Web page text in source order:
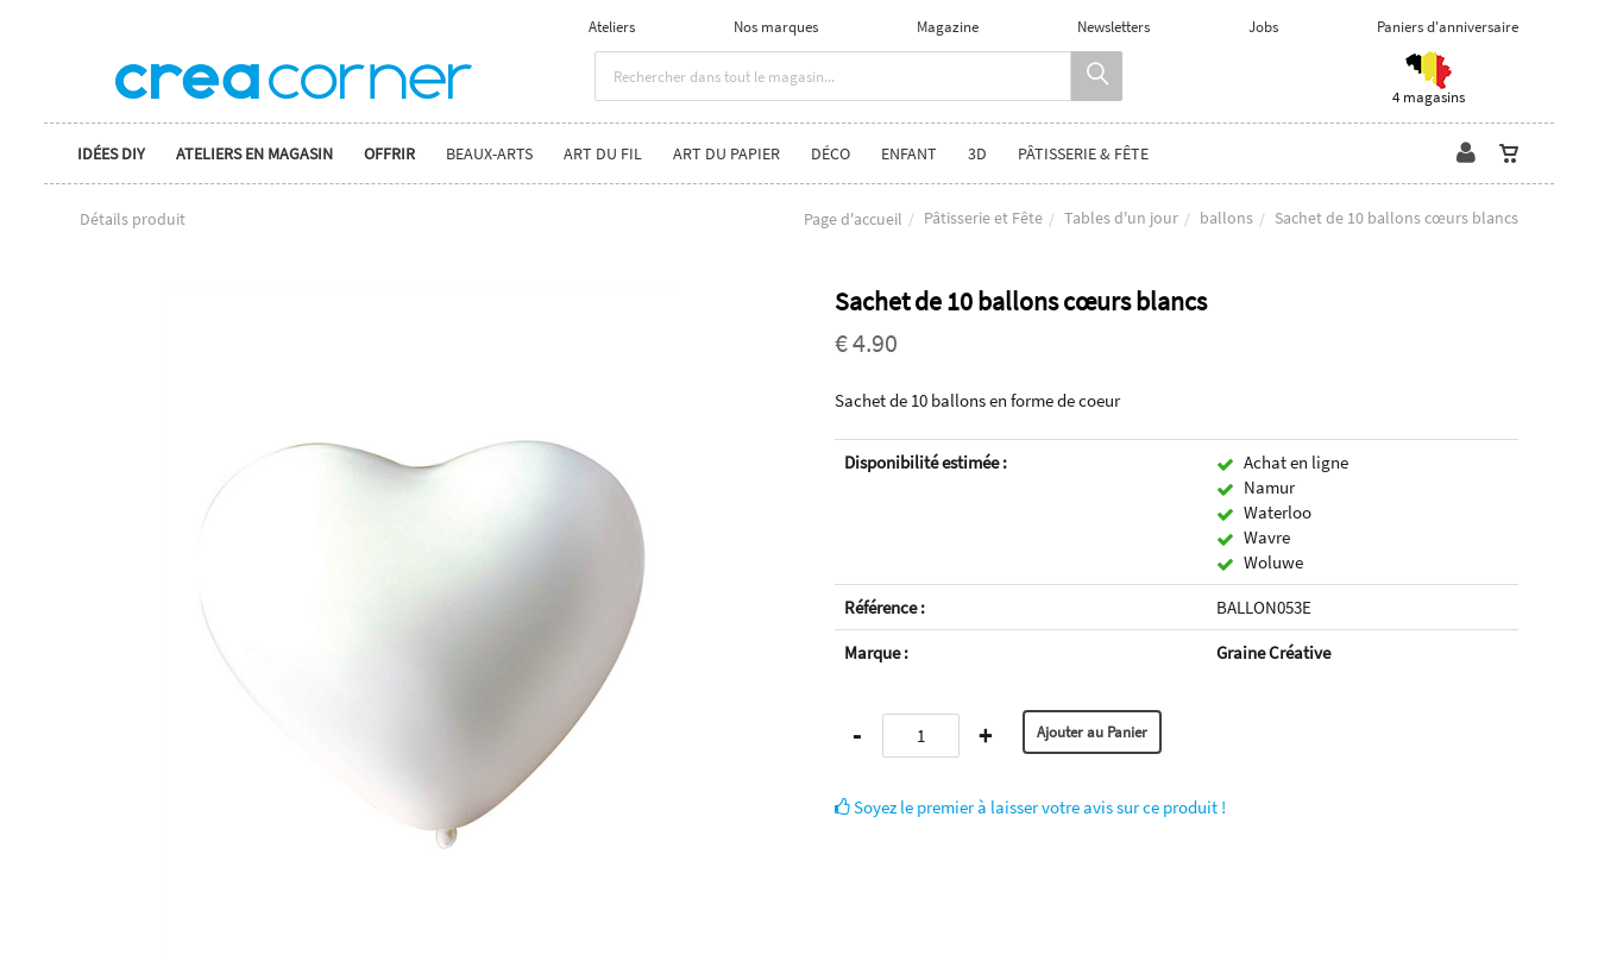
Ateliers Nos marques Magazine Newsletters Jobs Paniers d'anniversaire
4 magasins
IDÉES DIY ATELIERS EN MAGASIN OFFRIR BEAUX-ARTS ART DU FIL ART DU PAPIER DÉCO ENFANT 3D PÂTISSERIE & FÊTE
Détails produit Page d'accueil Pâtisserie et Fête Tables d'un jour ballons Sachet de 10 ballons cœurs blancs
Sachet de 10 ballons cœurs blancs
€ 4.90
Sachet de 10 ballons en forme de coeur
Disponibilité estimée :
Achat en ligne
Namur
Waterloo
Wavre
Woluwe
Référence :
BALLON053E
Marque :
Graine Créative
- +
Soyez le premier à laisser votre avis sur ce produit !